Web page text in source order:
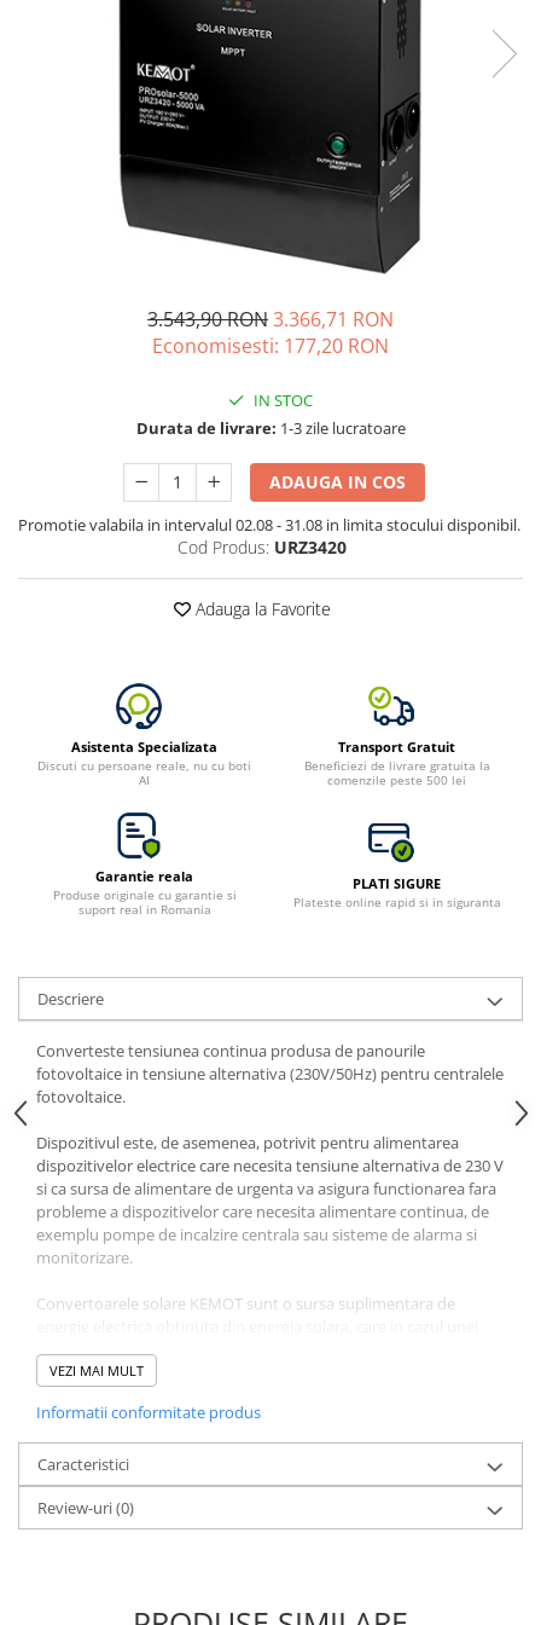
Acumulatori de stocare
Componente sisteme de balcon
3.543,90 RON3.366,71 RON
Economisesti: 177,20 RON
IN STOC
Durata de livrare: 1-3 zile lucratoare
ADAUGA IN COS
Promotie valabila in intervalul 02.08 - 31.08 in limita stocului disponibil.
Cod Produs: URZ3420
Adauga la Favorite
Asistenta Specializata
Discuti cu persoane reale, nu cu boti
AI
Transport Gratuit
Beneficiezi de livrare gratuita la
comenzile peste 500 lei
Garantie reala
Produse originale cu garantie si
suport real in Romania
PLATI SIGURE
Plateste online rapid si in siguranta
Descriere
Converteste tensiunea continua produsa de panourile
fotovoltaice in tensiune alternativa (230V/50Hz) pentru centralele
fotovoltaice.
Dispozitivul este, de asemenea, potrivit pentru alimentarea
dispozitivelor electrice care necesita tensiune alternativa de 230 V
si ca sursa de alimentare de urgenta va asigura functionarea fara
probleme a dispozitivelor care necesita alimentare continua, de
exemplu pompe de incalzire centrala sau sisteme de alarma si
monitorizare.
Convertoarele solare KEMOT sunt o sursa suplimentara de
pene de curent va suporta toate dispozitivele care necesita
energie constanta de la reteaua din locuinta dumneavoastra.
milisecunde pentru a comuta intre modurile individuale.
Modul de prioritate PV
1. In timpul zilei (lumina soarelui este suficienta) si dispozitivele
sunt, de asemenea, conectate la retea: celulele fotovoltaice vor
alimenta dispozitivul extern si vor incarca bateria in acelasi timp
VEZI MAI MULT
Informatii conformitate produs
Caracteristici
Review-uri(0)